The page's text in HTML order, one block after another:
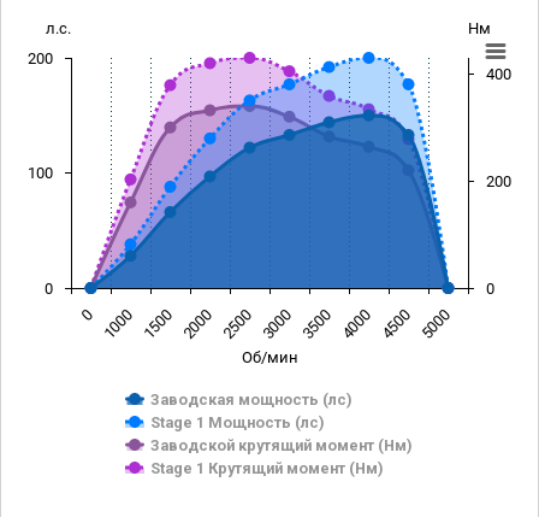
Об/мин
л.с. Нм
Заводская мощность (лс)
Stage 1 Мощность (лс)
Заводской крутящий момент (Нм)
Stage 1 Крутящий момент (Нм)
0 1000 1500 2000 2500 3000 3500 4000 4500 5000
0
100
200
0
200
400